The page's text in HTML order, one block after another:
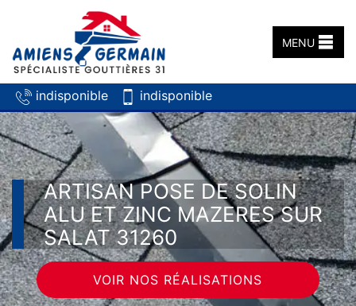
indisponible indisponible
MENU
ARTISAN POSE DE SOLIN
ALU ET ZINC MAZERES SUR
SALAT 31260
VOIR NOS RÉALISATIONS